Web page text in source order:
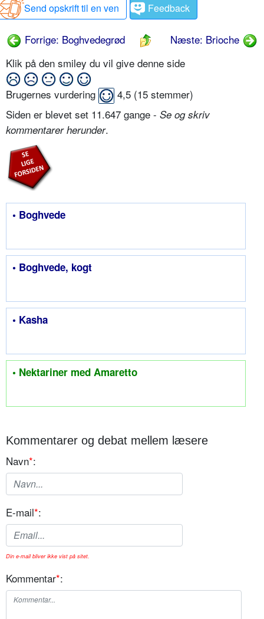
Send opskrift til en ven
Feedback
Forrige: Boghvedegrød
Næste: Brioche
Klik på den smiley du vil give denne side
Brugernes vurdering 4,5 (15 stemmer)
Siden er blevet set 11.647 gange - Se og skriv
kommentarer herunder.
• Boghvede
• Boghvede, kogt
• Kasha
• Nektariner med Amaretto
Kommentarer og debat mellem læsere
Navn*:
E-mail*:
Din e-mail bliver ikke vist på sitet.
Kommentar*: